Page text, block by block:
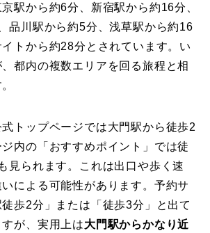
駅から約6分、新宿駅から約16分、
品川駅から約5分、浅草駅から約16
トから約28分とされています。い
都内の複数エリアを回る旅程と相
トップページでは大門駅から徒歩2
内の「おすすめポイント」では徒
見られます。これは出口や歩く速
による可能性があります。予約サ
歩2分」または「徒歩3分」と出て
が、実用上は大門駅からかなり近